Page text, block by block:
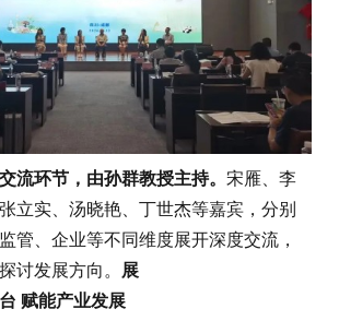
环节，由孙群教授主持。 宋雁、李
立实、汤晓艳、丁世杰等嘉宾，分别
管、企业等不同维度展开深度交流，
讨发展方向。 展
赋能产业发展